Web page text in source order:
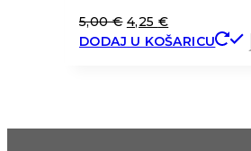
5,00€ 4,25 €
DODAJ U KOŠARICU